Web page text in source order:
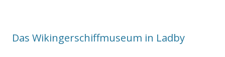
Das Wikingerschiffmuseum in Ladby